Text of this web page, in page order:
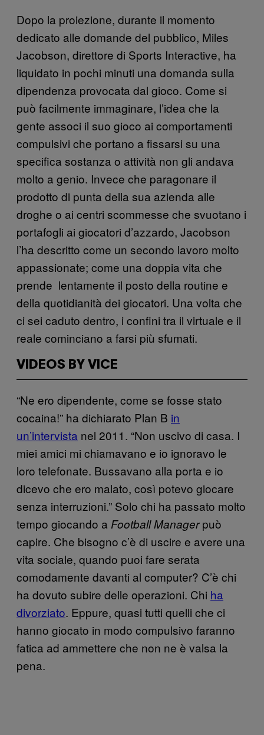
Dopo la proiezione, durante il momento
dedicato alle domande del pubblico, Miles
Jacobson, direttore di Sports Interactive, ha
liquidato in pochi minuti una domanda sulla
dipendenza provocata dal gioco. Come si
può facilmente immaginare, l’idea che la
gente associ il suo gioco ai comportamenti
compulsivi che portano a fissarsi su una
specifica sostanza o attività non gli andava
molto a genio. Invece che paragonare il
prodotto di punta della sua azienda alle
droghe o ai centri scommesse che svuotano i
portafogli ai giocatori d’azzardo, Jacobson
l’ha descritto come un secondo lavoro molto
appassionate; come una doppia vita che
prende lentamente il posto della routine e
della quotidianità dei giocatori. Una volta che
ci sei caduto dentro, i confini tra il virtuale e il
reale cominciano a farsi più sfumati.
VIDEOS BY VICE
“Ne ero dipendente, come se fosse stato
cocaina!” ha dichiarato Plan B in
un’intervista nel 2011. “Non uscivo di casa. I
miei amici mi chiamavano e io ignoravo le
loro telefonate. Bussavano alla porta e io
dicevo che ero malato, così potevo giocare
senza interruzioni.” Solo chi ha passato molto
tempo giocando a Football Managerpuò
capire. Che bisogno c’è di uscire e avere una
vita sociale, quando puoi fare serata
comodamente davanti al computer? C’è chi
ha dovuto subire delle operazioni. Chi ha
divorziato. Eppure, quasi tutti quelli che ci
hanno giocato in modo compulsivo faranno
fatica ad ammettere che non ne è valsa la
pena.